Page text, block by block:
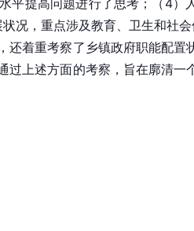
况，重点涉及教育、卫生和社
着重考察了乡镇政府职能配置
上述方面的考察，旨在廓清一